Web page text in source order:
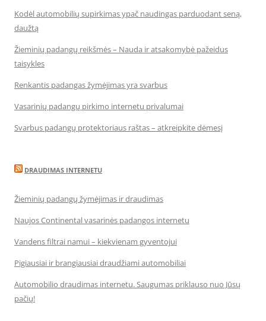
Kodėl automobilių supirkimas ypač naudingas parduodant seną,
daužtą
Žieminių padangų reikšmės – Nauda ir atsakomybė pažeidus
taisykles
Renkantis padangas žymėjimas yra svarbus
Vasarinių padangų pirkimo internetu privalumai
Svarbus padangų protektoriaus raštas – atkreipkite dėmesį
DRAUDIMAS INTERNETU
Žieminių padangų žymėjimas ir draudimas
Naujos Continental vasarinės padangos internetu
Vandens filtrai namui – kiekvienam gyventojui
Pigiausiai ir brangiausiai draudžiami automobiliai
Automobilio draudimas internetu. Saugumas priklauso nuo Jūsų
pačių!